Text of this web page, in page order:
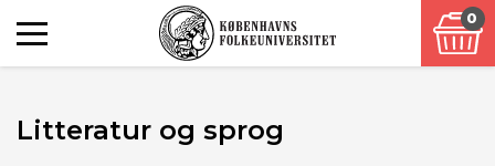
0
Litteratur og sprog